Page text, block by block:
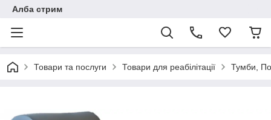
Алба стрим
Товари та послуги Товари для реабілітації Тумби,